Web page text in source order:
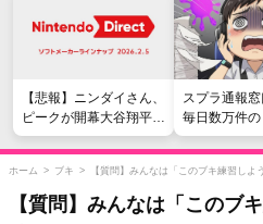
【悲報】ニンダイさん、
ピークが開幕大谷翔平の
がっかりダイレクトだっ
たと言われてしまう
スプラ通報
毎日数万件
い』愚痴を
行
ホーム > ブキ > 【質問】みんなは「このブキ練習し
【質問】みんなは「このブ